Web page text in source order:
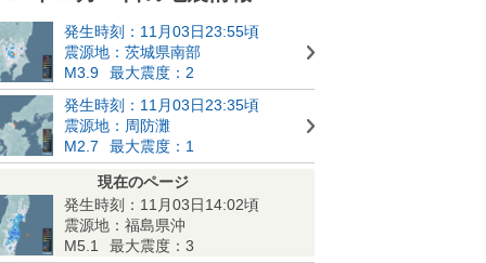
発生時刻：11月03日23:55頃
震源地：茨城県南部
M3.9
最大震度：2
発生時刻：11月03日23:35頃
震源地：周防灘
M2.7
最大震度：1
現在のページ
発生時刻：11月03日14:02頃
震源地：福島県沖
M5.1
最大震度：3